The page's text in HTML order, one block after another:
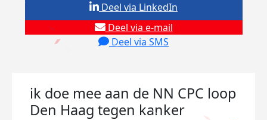
Deel via e-mail
Deel via SMS
Deel via LinkedIn
ik doe mee aan de NN CPC loop
Den Haag tegen kanker